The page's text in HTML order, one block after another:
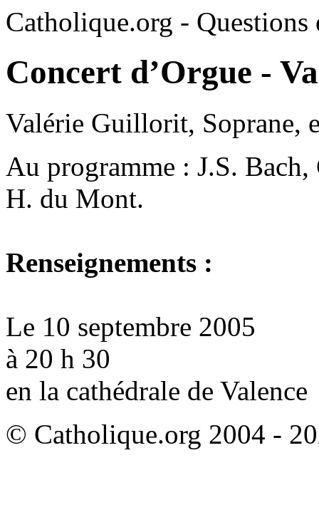
Catholique.org - Questions
Concert d’Orgue -
Valérie Guillorit, Soprane,
Au programme : J.S. Bach,
H. du Mont.
Renseignements :
Le 10 septembre 2005
à 20 h 30
en la cathédrale de Valence
© Catholique.org 2004 -